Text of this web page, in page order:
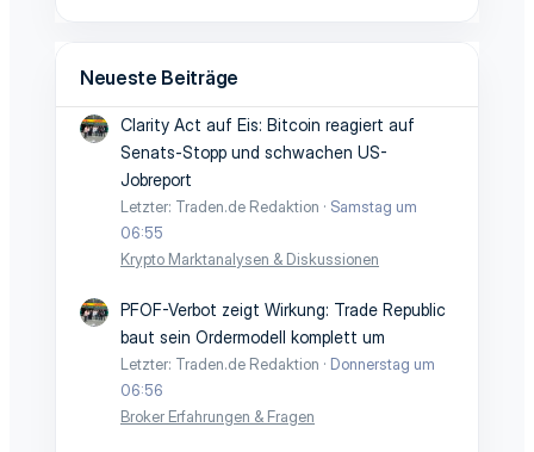
Neueste Beiträge
Clarity Act auf Eis: Bitcoin reagiert auf
Senats-Stopp und schwachen US-
Jobreport
Letzter: Traden.de Redaktion
Samstag um
06:55
Krypto Marktanalysen & Diskussionen
PFOF-Verbot zeigt Wirkung: Trade Republic
baut sein Ordermodell komplett um
Letzter: Traden.de Redaktion
Donnerstag um
06:56
Broker Erfahrungen & Fragen